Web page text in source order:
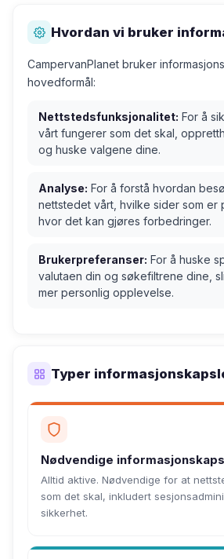
Hvordan vi bruker
CampervanPlanet bruker
hovedformål:
Nettstedsfunksjonalitet: For å
vårt fungerer som det skal,
og huske valgene dine.
Analyse: For å forstå hvordan
nettstedet vårt, hvilke sider som
hvor det kan gjøres forbedringer.
Brukerpreferanser: For å huske
valutaen din og søkefiltrene dine,
mer personlig opplevelse.
Typer
Nødvendige
Alltid aktive. Nødvendige for at
som det skal, inkludert
sikkerhet.